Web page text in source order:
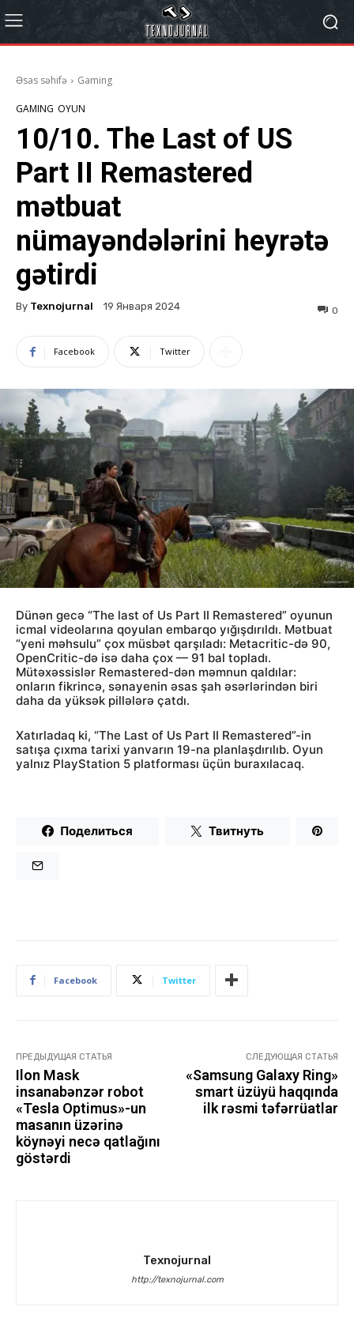
Əsas səhifə Gaming
GAMING OYUN
10/10. The Last of US
Part II Remastered
mətbuat
nümayəndələrini heyrətə
gətirdi
By Texnojurnal 19 Января 2024 0
Facebook Twitter
Dünən gecə “The last of Us Part II Remastered” oyunun
icmal videolarına qoyulan embarqo yığışdırıldı. Mətbuat
“yeni məhsulu” çox müsbət qarşıladı: Metacritic-də 90,
OpenCritic-də isə daha çox — 91 bal topladı.
Mütəxəssislər Remastered-dən məmnun qaldılar:
onların fikrincə, sənayenin əsas şah əsərlərindən biri
daha da yüksək pillələrə çatdı.
Xatırladaq ki, “The Last of Us Part II Remastered”-in
satışa çıxma tarixi yanvarın 19-na planlaşdırılıb. Oyun
yalnız PlayStation 5 platforması üçün buraxılacaq.
Поделиться Твитнуть
Facebook Twitter
ПРЕДЫДУЩАЯ СТАТЬЯ
Ilon Mask
insanabənzər robot
«Tesla Optimus»-un
masanın üzərinə
köynəyi necə qatlağını
göstərdi
СЛЕДУЮЩАЯ СТАТЬЯ
«Samsung Galaxy Ring»
smart üzüyü haqqında
ilk rəsmi təfərrüatlar
Texnojurnal
http://texnojurnal.com